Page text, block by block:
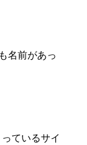
名前があっ
ているサイ